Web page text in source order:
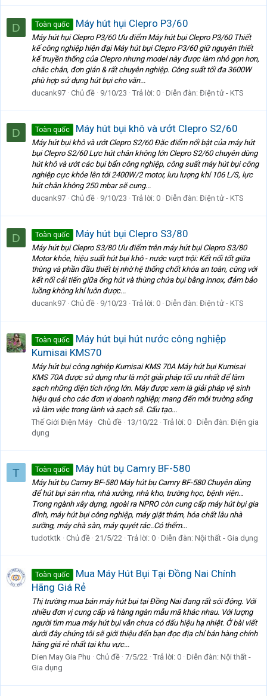
D Toàn quốc Máy hút hụi Clepro P3/60
Máy hút hụi Clepro P3/60 Ưu điểm Máy hút bụi Clepro P3/60 Thiết
kế công nghiệp hiện đại Máy hút bụi Clepro P3/60 giữ nguyên thiết
kế truyền thống của Clepro nhưng model này được làm nhỏ gọn hơn,
chắc chắn, đơn giản & rất chuyên nghiệp. Công suất tối đa 3600W
phù hợp sử dụng hút bụi cho văn...
ducank97 Chủ đề 9/10/23 Trả lời: 0 Diễn đàn: Điện tử - KTS
D Toàn quốc Máy hút bụi khô và ướt Clepro S2/60
Máy hút bụi khô và ướt Clepro S2/60 Đặc điểm nổi bật của máy hút
bụi Clepro S2/60 Lực hút chân không lớn Clepro S2/60 chuyên dùng
hút khô và ướt các bụi bẩn công nghiệp, công suất máy hút bụi công
nghiệp cực khỏe lên tới 2400W/2 motor, lưu lượng khí 106 L/S, lực
hút chân không 250 mbar sẽ cung...
ducank97 Chủ đề 9/10/23 Trả lời: 0 Diễn đàn: Điện tử - KTS
D Toàn quốc Máy hút bụi Clepro S3/80
Máy hút bụi Clepro S3/80 Ưu điểm trên máy hút bụi Clepro S3/80
Motor khỏe, hiệu suất hút bụi khô - nước vượt trội: Kết nối tốt giữa
thùng và phần đầu thiết bị nhờ hệ thống chốt khóa an toàn, cùng với
kết nối cải tiến giữa ống hút và thùng chứa bụi bằng innox, đảm bảo
luồng không khí luôn được...
ducank97 Chủ đề 9/10/23 Trả lời: 0 Diễn đàn: Điện tử - KTS
Toàn quốc
Máy hút bụi hút nước công nghiệp
Kumisai KMS70
Máy hút bụi công nghiệp Kumisai KMS 70A Máy hút bụi Kumisai
KMS 70A được sử dụng như là một giải pháp tối ưu nhất để làm
sạch những diện tích rộng lớn. Máy được xem là giải pháp vệ sinh
hiệu quả cho các đơn vị doanh nghiệp; mang đến môi trường sống
và làm việc trong lành và sạch sẽ. Cấu tạo...
Thế Giới Điện Máy Chủ đề 13/10/22 Trả lời: 0 Diễn đàn: Điện gia
dụng
T Toàn quốc Máy hút bụ Camry BF-580
Máy hút bụ Camry BF-580 Máy hút bụ Camry BF-580 Chuyên dùng
để hút bụi sàn nha, nhà xưởng, nhà kho, trường học, bệnh viện…
Trong ngành xây dựng, ngoài ra NPRO còn cung cấp máy hút bụi gia
đình, máy hút bụi công nghiệp, máy giặt thảm, hóa chất lâu nhà
sưỡng, máy chà sàn, máy quyét rác..Có thểm...
tudotktk Chủ đề 21/5/22 Trả lời: 0 Diễn đàn: Nội thất - Gia dụng
Toàn quốc
Mua Máy Hút Bụi Tại Đồng Nai Chính
Hãng Giá Rẻ
Thị trường mua bán máy hút bụi tại Đồng Nai đang rất sôi động. Với
nhiều đơn vị cung cấp và hàng ngàn mẫu mã khác nhau. Với lượng
người tìm mua máy hút bụi vẫn chưa có dấu hiệu hạ nhiệt. Ở bài viết
dưới đây chúng tôi sẽ giới thiệu đến bạn đọc địa chỉ bán hàng chính
hãng giá rẻ nhất tại khu vực...
Dien May Gia Phu
Chủ đề 7/5/22 Trả lời: 0 Diễn đàn: Nội thất -
Gia dụng